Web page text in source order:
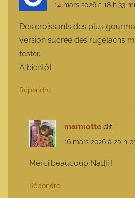
14 mars 2026 à 18 h 33
Des croissants des plus
version sucrée des rugelachs
tester.
A bientôt
Répondre
marmotte dit :
16 mars 2026 à 20 h
Merci beaucoup Nadji !
Répondre